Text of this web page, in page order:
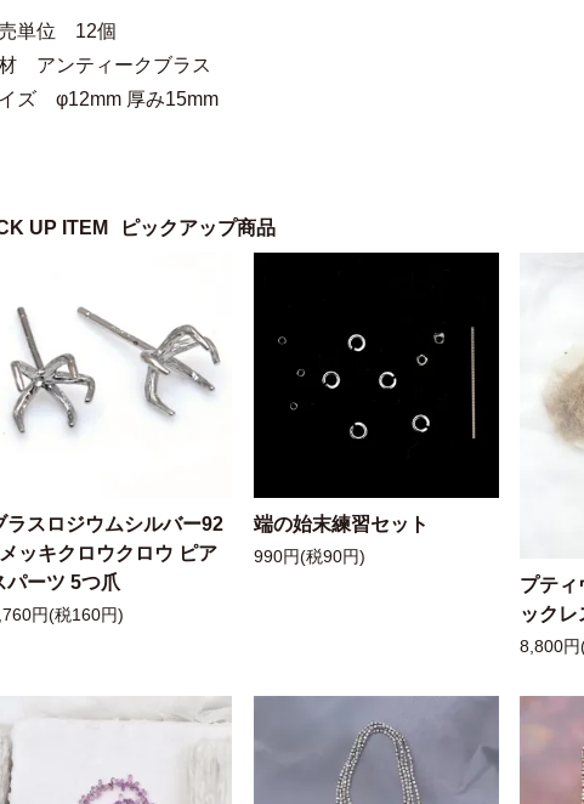
単位 12個
アンティークブラス
ズ φ12mm 厚み15mm
UP ITEM ピックアップ商品
ラスロジウムシルバー92
ッキクロウクロウ ピア
パーツ 5つ爪
円(税160円)
端の始末練習セット
990円(税90円)
プティ
ックレ
8,800